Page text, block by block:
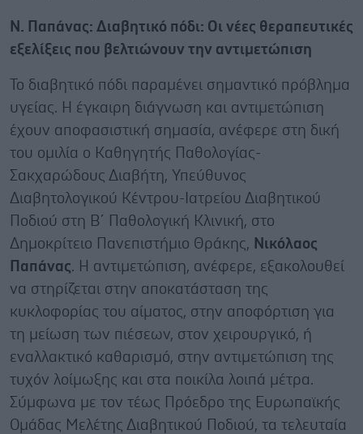
Ν. Παπάνας: Διαβητικό πόδι: Οι νέες θεραπευτικές
εξελίξεις που βελτιώνουν την αντιμετώπιση
Το διαβητικό πόδι παραμένει σημαντικό πρόβλημα
υγείας. Η έγκαιρη διάγνωση και αντιμετώπιση
έχουν αποφασιστική σημασία, ανέφερε στη δική
του ομιλία ο Καθηγητής Παθολογίας-
Σακχαρώδους Διαβήτη, Υπεύθυνος
Διαβητολογικού Κέντρου-Ιατρείου Διαβητικού
Ποδιού στη Β΄ Παθολογική Κλινική, στο
Δημοκρίτειο Πανεπιστήμιο Θράκης, Νικόλαος
Παπάνας. Η αντιμετώπιση, ανέφερε, εξακολουθεί
να στηρίζεται στην αποκατάσταση της
κυκλοφορίας του αίματος, στην αποφόρτιση για
τη μείωση των πιέσεων, στον χειρουργικό, ή
εναλλακτικό καθαρισμό, στην αντιμετώπιση της
τυχόν λοίμωξης και στα ποικίλα λοιπά μέτρα.
Σύμφωνα με τον τέως Πρόεδρο της Ευρωπαϊκής
Ομάδας Μελέτης Διαβητικού Ποδιού, τα τελευταία